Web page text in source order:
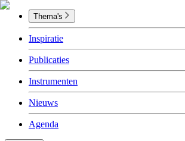
Thema's
Inspiratie
Publicaties
Instrumenten
Nieuws
Agenda